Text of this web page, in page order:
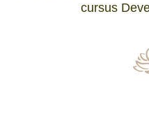
cursus